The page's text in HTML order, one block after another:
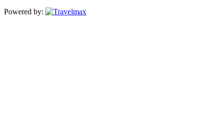
Powered by: